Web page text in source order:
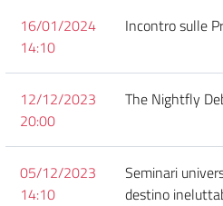
16/01/2024
14:10
Incontro sulle
12/12/2023
20:00
The Nightfly
05/12/2023
14:10
Seminari
destino